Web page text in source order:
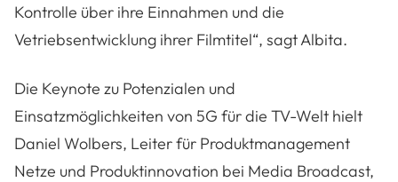
Kontrolle über ihre Einnahmen und die
Vetriebsentwicklung ihrer Filmtitel“, sagt Albita.
Die Keynote zu Potenzialen und
Einsatzmöglichkeiten von 5G für die TV-Welt hielt
Daniel Wolbers, Leiter für Produktmanagement
Netze und Produktinnovation bei Media Broadcast,